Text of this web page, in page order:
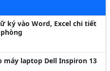
ký vào Word, Excel chi tiết
máy laptop Dell Inspiron 13